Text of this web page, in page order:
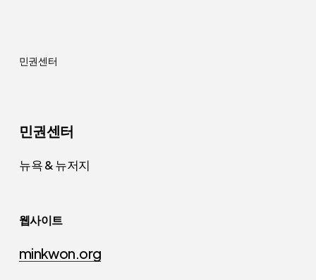
민권센터
민권센터
뉴욕 & 뉴저지
웹사이트
minkwon.org